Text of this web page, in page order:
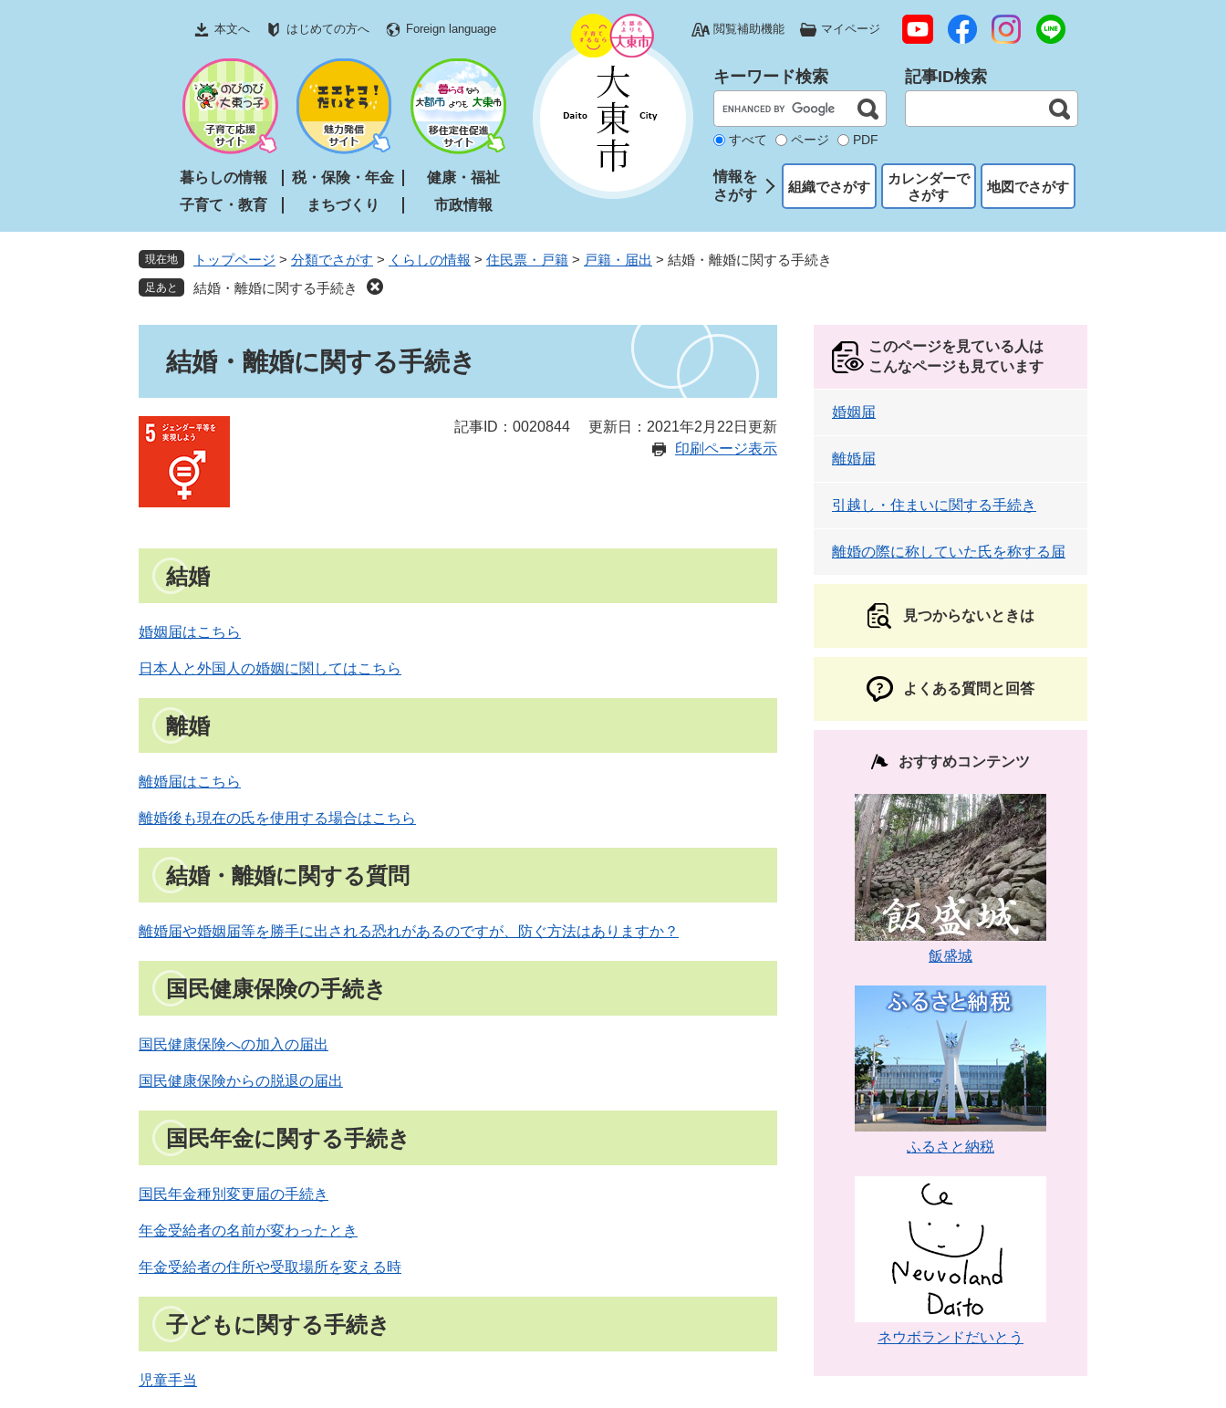
文
本文へ はじめての方へ Foreign language 閲覧補助機能 マイページ
暮らしの情報 税・保険・年金
健康・福祉
子育て・教育
まちづくり 市政情報
キーワード検索
すべて ページ PDF
記事ID検索
情報を
さがす
組織でさがす
カレンダーで
さがす
地図でさがす
現在地 トップページ > 分類でさがす > くらしの情報 > 住民票・戸籍 > 戸籍・届出 > 結婚・離婚に関する手続き
結婚・離婚に関する手続き
結婚・離婚に関する手続き
記事ID：0020844
更新日：2021年2月22日更新
印刷ページ表示
結婚
婚姻届はこちら
日本人と外国人の婚姻に関してはこちら
離婚
離婚届はこちら
離婚後も現在の氏を使用する場合はこちら
結婚・離婚に関する質問
離婚届や婚姻届等を勝手に出される恐れがあるのですが、防ぐ方法はありますか？
国民健康保険の手続き
国民健康保険への加入の届出
国民健康保険からの脱退の届出
国民年金に関する手続き
国民年金種別変更届の手続き
年金受給者の名前が変わったとき
年金受給者の住所や受取場所を変える時
子どもに関する手続き
児童手当
このページを見ている人は
こんなページも見ています
婚姻届
離婚届
引越し・住まいに関する手続き
離婚の際に称していた氏を称する届
見つからないときは
よくある質問と回答
おすすめコンテンツ
飯盛城
ふるさと納税
ネウボランドだいとう